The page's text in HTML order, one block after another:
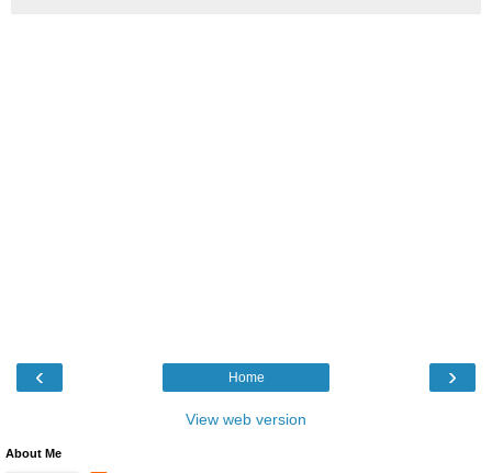
‹ ›
Home
View web version
About Me